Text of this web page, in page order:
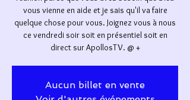
vous vienne en aide et je sais qu'il va faire
quelque chose pour vous. Joignez vous à nous
ce vendredi soir soit en présentiel soit en
direct sur ApollosTV. @ +
Aucun billet en vente